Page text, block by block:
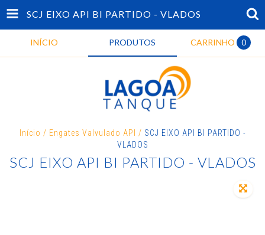
SCJ EIXO API BI PARTIDO - VLADOS
INÍCIO PRODUTOS CARRINHO 0
Início / Engates Valvulado API / SCJ EIXO API BI PARTIDO -
VLADOS
SCJ EIXO API BI PARTIDO - VLADOS